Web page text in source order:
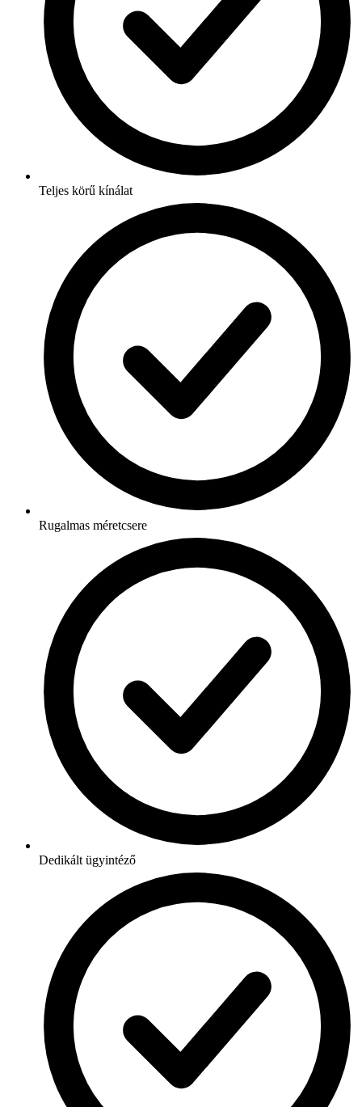
Teljes körű kínálat
Rugalmas méretcsere
Dedikált ügyintéző